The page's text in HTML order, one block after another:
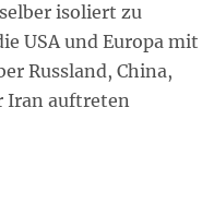
isoliert zu
USA und Europa mit
Russland, China,
Iran auftreten